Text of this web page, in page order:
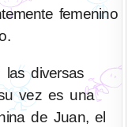
femenino
diversas
vez es una
de Juan, el